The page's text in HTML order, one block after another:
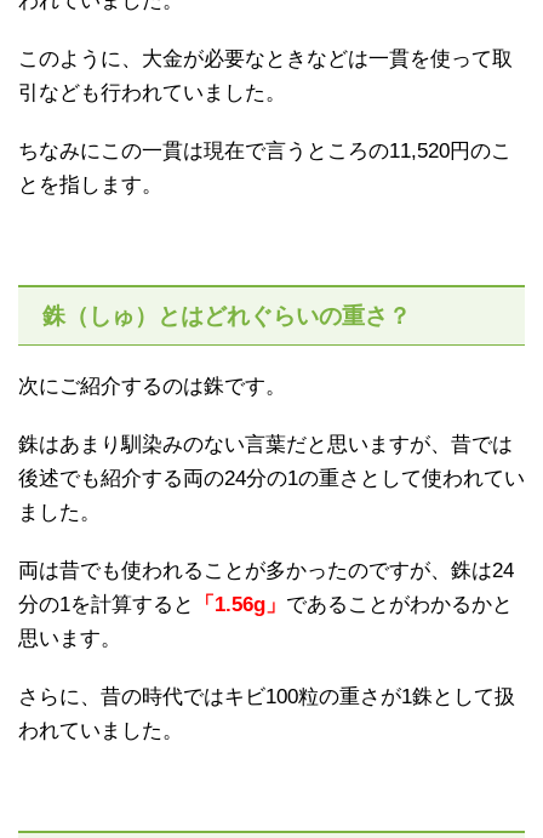
このように、大金が必要なときなどは一貫を使って取
引なども行われていました。
ちなみにこの一貫は現在で言うところの11,520円のこ
とを指します。
銖（しゅ）とはどれぐらいの重さ？
次にご紹介するのは銖です。
銖はあまり馴染みのない言葉だと思いますが、昔では
後述でも紹介する両の24分の1の重さとして使われてい
ました。
両は昔でも使われることが多かったのですが、銖は24
分の1を計算すると
「1.56g」 であることがわかるかと
思います。
さらに、昔の時代ではキビ100粒の重さが1銖として扱
われていました。